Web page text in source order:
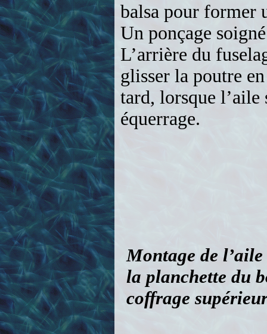
Montage de
la planchette du
Les nervures
inclinaison pour
fournie.